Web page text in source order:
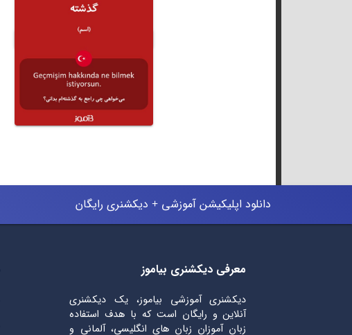
دانلود اپلیکیشن آموزشی + دیکشنری رایگان
معرفی دیکشنری بیاموز
دیکشنری آموزشی بیاموز، یک دیکشنری
آنلاین و رایگان است که با هدف استفاده
زبان آموزان زبان های انگلیسی، آلمانی و